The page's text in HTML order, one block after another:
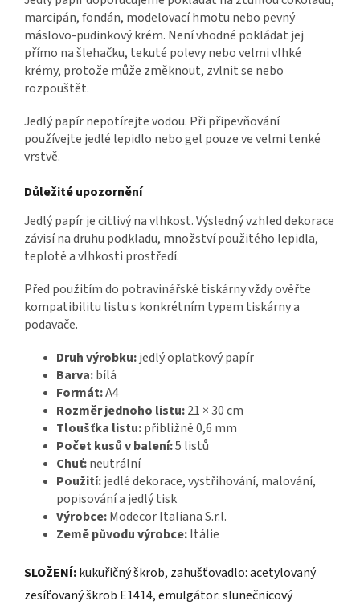
marcipán, fondán, modelovací hmotu nebo pevný
máslovo-pudinkový krém. Není vhodné pokládat jej
přímo na šlehačku, tekuté polevy nebo velmi vlhké
krémy, protože může změknout, zvlnit se nebo
rozpouštět.
Jedlý papír nepotírejte vodou. Při připevňování
používejte jedlé lepidlo nebo gel pouze ve velmi tenké
vrstvě.
Důležité upozornění
Jedlý papír je citlivý na vlhkost. Výsledný vzhled dekorace
závisí na druhu podkladu, množství použitého lepidla,
teplotě a vlhkosti prostředí.
Před použitím do potravinářské tiskárny vždy ověřte
kompatibilitu listu s konkrétním typem tiskárny a
podavače.
Druh výrobku:jedlý oplatkový papír
Barva:bílá
Formát:A4
Rozměr jednoho listu:21 × 30 cm
Tloušťka listu:přibližně 0,6 mm
Počet kusů v balení:5 listů
Chuť:neutrální
Použití:jedlé dekorace, vystřihování, malování,
popisování a jedlý tisk
Výrobce:Modecor Italiana S.r.l.
Země původu výrobce:Itálie
SLOŽENÍ:kukuřičný škrob, zahušťovadlo: acetylovaný
zesíťovaný škrob E1414, emulgátor: slunečnicový